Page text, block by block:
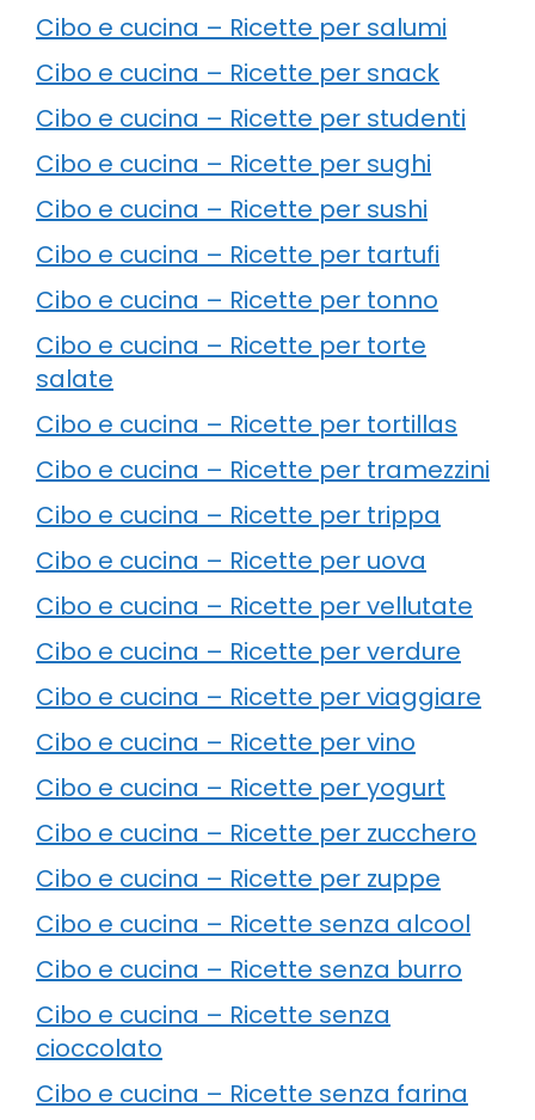
Cibo e cucina – Ricette per salumi
Cibo e cucina – Ricette per snack
Cibo e cucina – Ricette per studenti
Cibo e cucina – Ricette per sughi
Cibo e cucina – Ricette per sushi
Cibo e cucina – Ricette per tartufi
Cibo e cucina – Ricette per tonno
Cibo e cucina – Ricette per torte
salate
Cibo e cucina – Ricette per tortillas
Cibo e cucina – Ricette per tramezzini
Cibo e cucina – Ricette per trippa
Cibo e cucina – Ricette per uova
Cibo e cucina – Ricette per vellutate
Cibo e cucina – Ricette per verdure
Cibo e cucina – Ricette per viaggiare
Cibo e cucina – Ricette per vino
Cibo e cucina – Ricette per yogurt
Cibo e cucina – Ricette per zucchero
Cibo e cucina – Ricette per zuppe
Cibo e cucina – Ricette senza alcool
Cibo e cucina – Ricette senza burro
Cibo e cucina – Ricette senza
cioccolato
Cibo e cucina – Ricette senza farina